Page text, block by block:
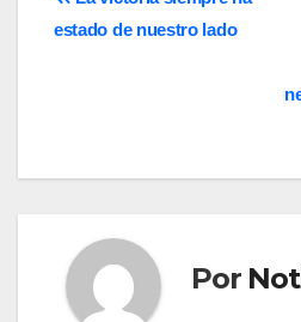
estado de nuestro lado
Por